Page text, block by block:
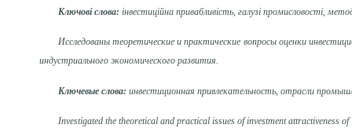
Ключові слова: інвестиційна привабливість, галузі промисловості,
Исследованы теоретические и практические вопросыоценки
индустриального экономического развития.
Ключевые слова: инвестиционная привлекательность, отрасли
Investigated the theoretical and practical issues of investment attractiveness of